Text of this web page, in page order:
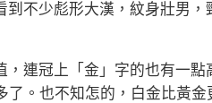
到不少彪形大漢，紋身壯男
冠上「金」字的也有一點
了。也不知怎的，白金比黃